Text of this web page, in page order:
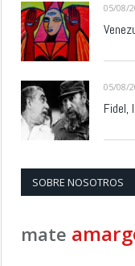
05/08/
05/08/
Fidel,
SOBRE NOSOTROS
mate